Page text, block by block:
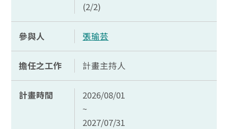
(2/2)
參與人 張瑜芸
擔任之工作 計畫主持人
計畫時間
2026/08/01
~
2027/07/31